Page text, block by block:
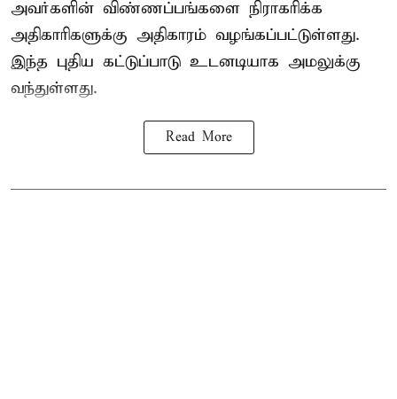
அவர்களின் விண்ணப்பங்களை நிராகரிக்க
அதிகாரிகளுக்கு அதிகாரம் வழங்கப்பட்டுள்ளது.
இந்த புதிய கட்டுப்பாடு உடனடியாக அமலுக்கு
வந்துள்ளது.
Read More